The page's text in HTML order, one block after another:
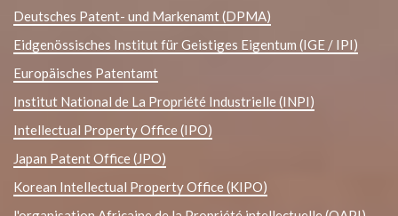
Deutsches Patent- und Markenamt (DPMA)
Eidgenössisches Institut für Geistiges Eigentum (IGE / IPI)
Europäisches Patentamt
Institut National de La Propriété Industrielle (INPI)
Intellectual Property Office (IPO)
Japan Patent Office (JPO)
Korean Intellectual Property Office (KIPO)